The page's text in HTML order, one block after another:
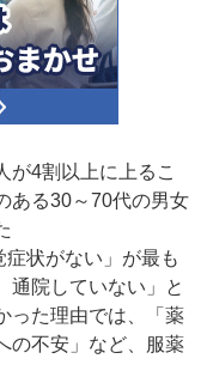
4割以上に上るこ
ある30～70代の男女
状がない」が最も
通院していない」と
った理由では、「薬
の不安」など、服薬